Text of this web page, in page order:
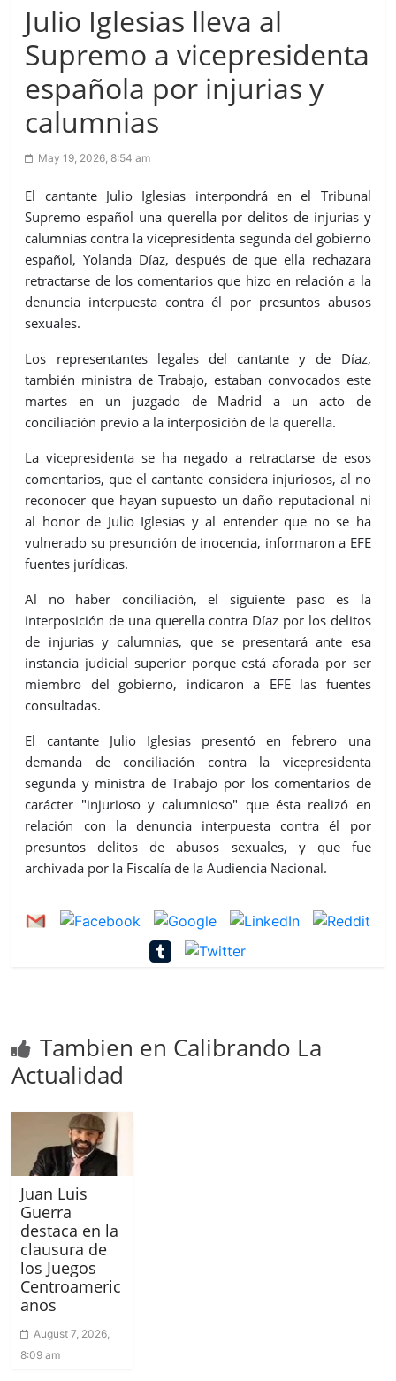
Julio Iglesias lleva al
Supremo a vicepresidenta
española por injurias y
calumnias
May 19, 2026, 8:54 am
El cantante Julio Iglesias interpondrá en el Tribunal
Supremo español una querella por delitos de injurias y
calumnias contra la vicepresidenta segunda del gobierno
español, Yolanda Díaz, después de que ella rechazara
retractarse de los comentarios que hizo en relación a la
denuncia interpuesta contra él por presuntos abusos
sexuales.
Los representantes legales del cantante y de Díaz,
también ministra de Trabajo, estaban convocados este
martes en un juzgado de Madrid a un acto de
conciliación previo a la interposición de la querella.
La vicepresidenta se ha negado a retractarse de esos
comentarios, que el cantante considera injuriosos, al no
reconocer que hayan supuesto un daño reputacional ni
al honor de Julio Iglesias y al entender que no se ha
vulnerado su presunción de inocencia, informaron a EFE
fuentes jurídicas.
Al no haber conciliación, el siguiente paso es la
interposición de una querella contra Díaz por los delitos
de injurias y calumnias, que se presentará ante esa
instancia judicial superior porque está aforada por ser
miembro del gobierno, indicaron a EFE las fuentes
consultadas.
El cantante Julio Iglesias presentó en febrero una
demanda de conciliación contra la vicepresidenta
segunda y ministra de Trabajo por los comentarios de
carácter "injurioso y calumnioso" que ésta realizó en
relación con la denuncia interpuesta contra él por
presuntos delitos de abusos sexuales, y que fue
archivada por la Fiscalía de la Audiencia Nacional.
Tambien en Calibrando La
Actualidad
Juan Luis
Guerra
destaca en la
clausura de
los Juegos
Centroameric
anos
August 7, 2026,
8:09 am